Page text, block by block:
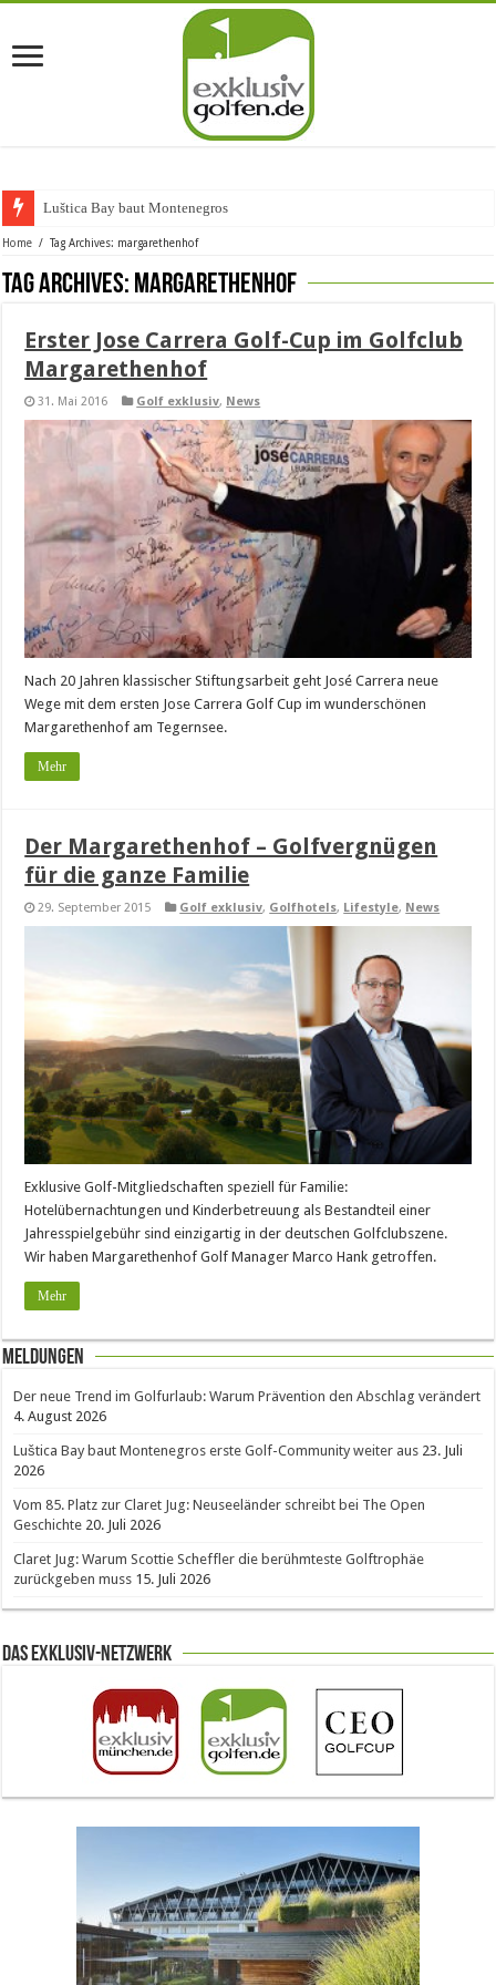
Luštica Bay baut Montenegros erste
Home / Tag Archives: margarethenhof
Tag Archives: margarethenhof
Erster Jose Carrera Golf-Cup im Golfclub
Margarethenhof
31. Mai 2016 Golf exklusiv, News
Nach 20 Jahren klassischer Stiftungsarbeit geht José Carrera neue
Wege mit dem ersten Jose Carrera Golf Cup im wunderschönen
Margarethenhof am Tegernsee.
Mehr
Der Margarethenhof – Golfvergnügen
für die ganze Familie
29. September 2015 Golf exklusiv, Golfhotels, Lifestyle, News
Exklusive Golf-Mitgliedschaften speziell für Familie:
Hotelübernachtungen und Kinderbetreuung als Bestandteil einer
Jahresspielgebühr sind einzigartig in der deutschen Golfclubszene.
Wir haben Margarethenhof Golf Manager Marco Hank getroffen.
Mehr
Meldungen
Der neue Trend im Golfurlaub: Warum Prävention den Abschlag verändert
4. August 2026
Luštica Bay baut Montenegros erste Golf-Community weiter aus 23. Juli
2026
Vom 85. Platz zur Claret Jug: Neuseeländer schreibt bei The Open
Geschichte 20. Juli 2026
Claret Jug: Warum Scottie Scheffler die berühmteste Golftrophäe
zurückgeben muss 15. Juli 2026
Das Exklusiv-Netzwerk